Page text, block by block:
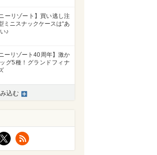
ーリゾート】買い逃し注
ミニスナックケースは“あ
♪
ーリゾート40周年】激か
グ5種！グランドフィナ
込む